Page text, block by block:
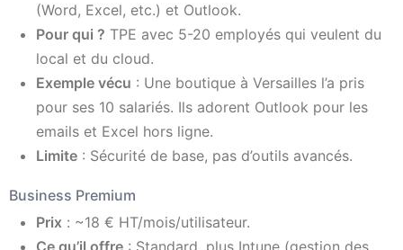
(Word, Excel, etc.) et Outlook.
Pour qui ? TPE avec 5-20 employés qui veulent du
local et du cloud.
Exemple vécu : Une boutique à Versailles l’a pris
pour ses 10 salariés. Ils adorent Outlook pour les
emails et Excel hors ligne.
Limite : Sécurité de base, pas d’outils avancés.
Business Premium
Prix : ~18 € HT/mois/utilisateur.
Ce qu’il offre : Standard, plus Intune (gestion des